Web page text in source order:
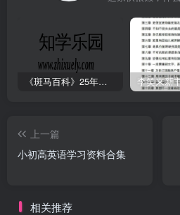
《斑马百科》25年最新30科全套高清视频
上一篇
小初高英语学习资料合集
相关推荐